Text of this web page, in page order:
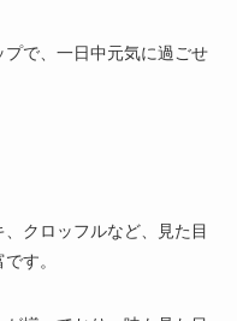
で、一日中元気に過ごせ
クロッフルなど、見た目
す。